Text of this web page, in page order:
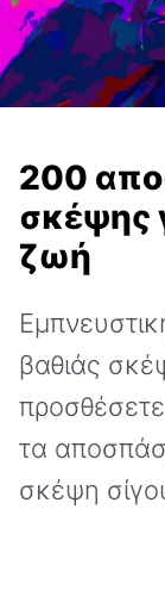
200
σκέψης
ζωή
βαθιάς
τα
σκέψη